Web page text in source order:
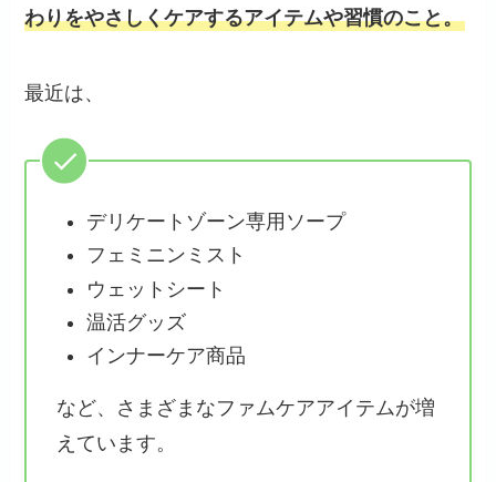
わりをやさしくケアするアイテムや習慣のこと。
最近は、
デリケートゾーン専用ソープ
フェミニンミスト
ウェットシート
温活グッズ
インナーケア商品
など、さまざまなファムケアアイテムが増
えています。